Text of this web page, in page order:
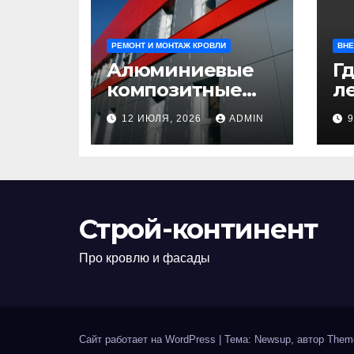
РЕМОНТ И МОНТАЖ КРОВЛИ
Алюминиевые
композитные
панели:
универсальное
решение для
12 ИЮЛЯ, 2026 ADMIN
Строй-континент
Про кровлю и фасады
Сайт работает на WordPress Тема: Newsup, автор